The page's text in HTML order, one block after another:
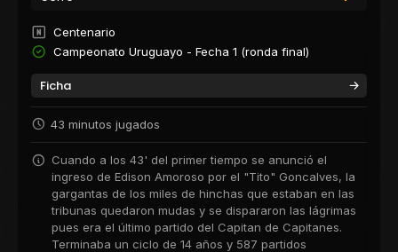
Centenario
Campeonato Uruguayo - Fecha 1 (ronda final)
Ficha
43 minutos jugados
Cuando a los 43' del primer tiempo se anunció el
ingreso de Edison Amoroso por el "Tito" Goncalves, la
gargantas de los miles de hinchas que estaban en las
tribunas quedaron mudas y se dispararon las lágrimas
pues era el último partido del Capitan de Capitanes.
Terminaba un ciclo de 14 años y 587 partidos